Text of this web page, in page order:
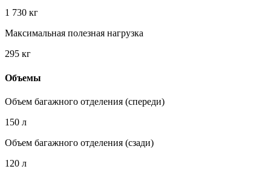
1 730 кг
Максимальная полезная нагрузка
295 кг
Объемы
Объем багажного отделения (спереди)
150 л
Объем багажного отделения (сзади)
120 л